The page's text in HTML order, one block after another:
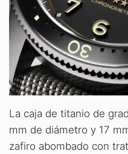
La caja de titanio de
mm de diámetro y 17
zafiro abombado con